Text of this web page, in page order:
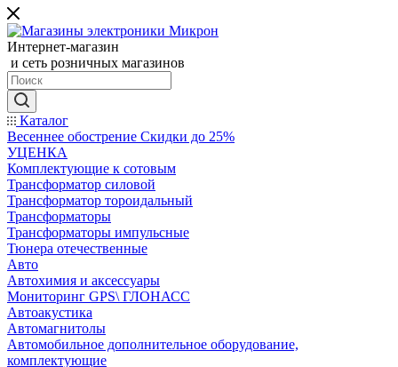
Интернет-магазин
и сеть розничных магазинов
Каталог
Весеннее обострение Скидки до 25%
УЦЕНКА
Комплектующие к сотовым
Трансформатор силовой
Трансформатор тороидальный
Трансформаторы
Трансформаторы импульсные
Тюнера отечественные
Авто
Автохимия и аксессуары
Мониторинг GPS\ ГЛОНАСС
Автоакустика
Автомагнитолы
Автомобильное дополнительное оборудование,
комплектующие